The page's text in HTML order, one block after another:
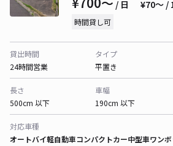
/ 日 ¥70〜 /
時間貸し可
貸出時間
24時間営業
タイプ
平置き
長さ
500cm 以下
車幅
190cm 以下
対応車種
オートバイ軽自動車コンパクトカー中型車ワン